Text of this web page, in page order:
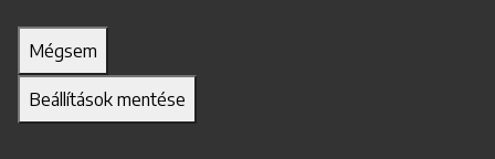
Mégsem
Beállítások mentése